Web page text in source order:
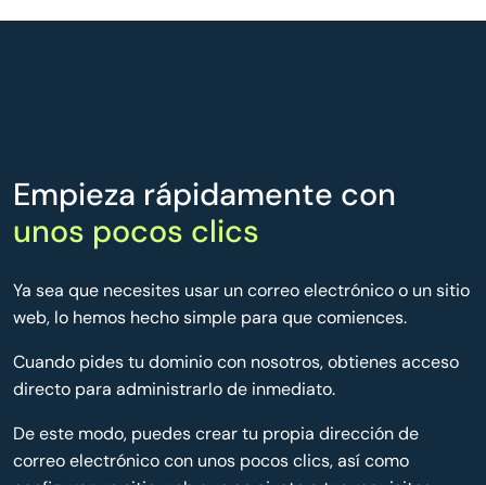
Empieza rápidamente con
unos pocos clics
Ya sea que necesites usar un correo electrónico o un sitio
web, lo hemos hecho simple para que comiences.
Cuando pides tu dominio con nosotros, obtienes acceso
directo para administrarlo de inmediato.
De este modo, puedes crear tu propia dirección de
correo electrónico con unos pocos clics, así como